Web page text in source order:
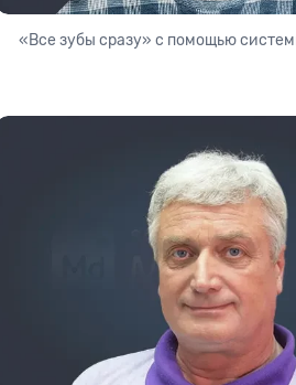
«Все зубы сразу» с помощью